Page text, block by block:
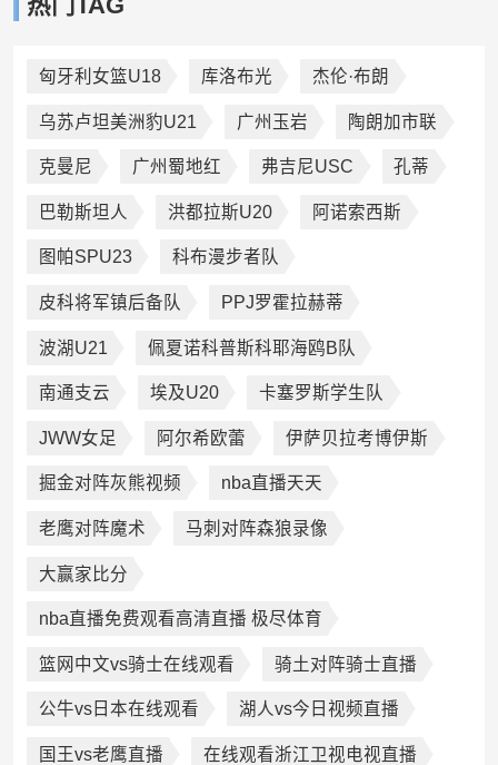
热门TAG
匈牙利女篮U18 库洛布光 杰伦·布朗
乌苏卢坦美洲豹U21 广州玉岩 陶朗加市联
克曼尼 广州蜀地红 弗吉尼USC 孔蒂
巴勒斯坦人 洪都拉斯U20 阿诺索西斯
图帕SPU23 科布漫步者队
皮科将军镇后备队 PPJ罗霍拉赫蒂
波湖U21 佩夏诺科普斯科耶海鸥B队
南通支云 埃及U20 卡塞罗斯学生队
JWW女足 阿尔希欧蕾 伊萨贝拉考博伊斯
掘金对阵灰熊视频 nba直播天天
老鹰对阵魔术 马刺对阵森狼录像
大赢家比分
nba直播免费观看高清直播 极尽体育
篮网中文vs骑士在线观看 骑土对阵骑士直播
公牛vs日本在线观看 湖人vs今日视频直播
国王vs老鹰直播 在线观看浙江卫视电视直播